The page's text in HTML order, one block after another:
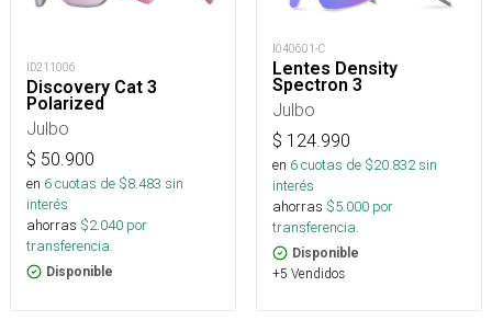
ID211006
Discovery Cat 3
Polarized
Julbo
$ 50.900
en 6cuotas de $8.483 sin
interés
ahorras $2.040 por
transferencia.
Disponible
I040601-C
Lentes Density
Spectron 3
Julbo
$ 124.990
en 6cuotas de $20.832sin
interés
ahorras $5.000 por
transferencia.
Disponible
+5 Vendidos